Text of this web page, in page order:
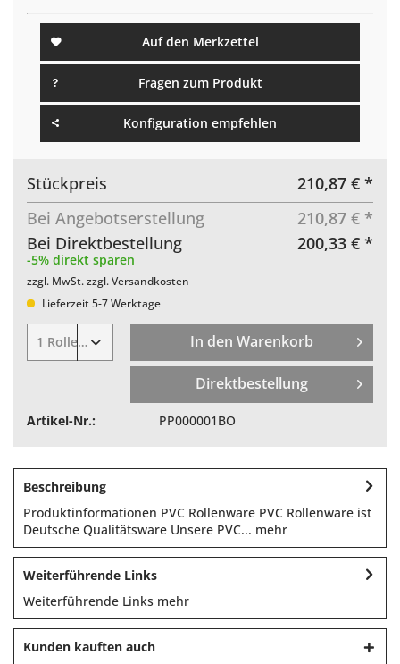
Auf den Merkzettel
Fragen zum Produkt
Konfiguration empfehlen
Stückpreis
210,87 € *
Bei Angebotserstellung
210,87 € *
Bei Direktbestellung
-5% direkt sparen
200,33 € *
zzgl. MwSt.zzgl. Versandkosten
Lieferzeit 5-7 Werktage
In den Warenkorb
Direktbestellung
Artikel-Nr.: PP000001BO
Beschreibung
Produktinformationen PVC Rollenware PVC Rollenware ist
Deutsche Qualitätsware Unsere PVC... mehr
Weiterführende Links
Weiterführende Links mehr
Kunden kauften auch